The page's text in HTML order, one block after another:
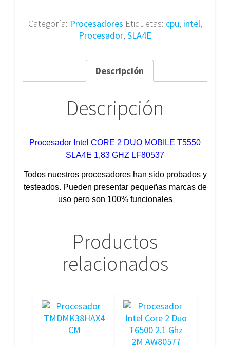
Categoría: Procesadores Etiquetas: cpu, intel,
Procesador, SLA4E
Descripción
Descripción
Procesador Intel CORE 2 DUO MOBILE T5550
SLA4E 1,83 GHZ LF80537
Todos nuestros procesadores han sido probados y
testeados. Pueden presentar pequeñas marcas de
uso pero son 100% funcionales
Productos
relacionados